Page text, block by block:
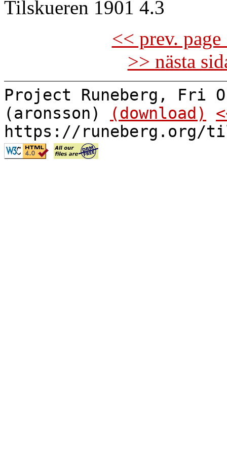
Tilskueren 1901 4.3
<< prev.
>> nästa
Project Runeberg, Fri
(aronsson)
(download)
https://runeberg.org/